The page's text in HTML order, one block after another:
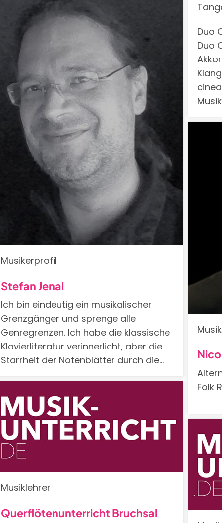
Musikerprofil
Stefan Jenal
Ich bin eindeutig ein musikalischer
Grenzgänger und sprenge alle
Genregrenzen. Ich habe die klassische
Klavierliteratur verinnerlicht, aber die
Starrheit der Notenblätter durch die…
Musiklehrer
Querflötenunterricht Bruchsal
Duo
Duo
Folk